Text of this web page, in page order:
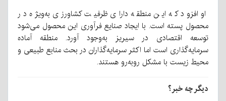
او افزود که این منطقه دارای ظرفیت کشاورزی به‌ویژه در
محصول پسته است. با ایجاد صنایع فرآوری این محصول می‌شود
توسعه اقتصادی در سیریز به‌وجود آورد. منطقه آماده
سرمایه‌گذاری است اما اکثر سرمایه‌گذاران در بحث منابع طبیعی و
محیط زیست با مشکل روبه‌رو هستند.
دیگر چه خبر؟